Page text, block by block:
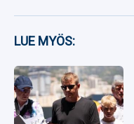
LUE MYÖS: